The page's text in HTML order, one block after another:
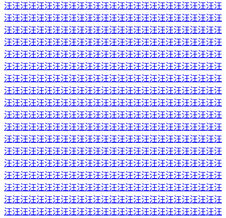
汪汪汪汪汪汪汪汪汪汪汪汪汪汪汪汪汪汪汪汪汪汪汪汪汪汪汪
汪汪汪汪汪汪汪汪汪汪汪汪汪汪汪汪汪汪汪汪汪汪汪汪汪汪汪
汪汪汪汪汪汪汪汪汪汪汪汪汪汪汪汪汪汪汪汪汪汪汪汪汪汪汪
汪汪汪汪汪汪汪汪汪汪汪汪汪汪汪汪汪汪汪汪汪汪汪汪汪汪汪
汪汪汪汪汪汪汪汪汪汪汪汪汪汪汪汪汪汪汪汪汪汪汪汪汪汪汪
汪汪汪汪汪汪汪汪汪汪汪汪汪汪汪汪汪汪汪汪汪汪汪汪汪汪汪
汪汪汪汪汪汪汪汪汪汪汪汪汪汪汪汪汪汪汪汪汪汪汪汪汪汪汪
汪汪汪汪汪汪汪汪汪汪汪汪汪汪汪汪汪汪汪汪汪汪汪汪汪汪汪
汪汪汪汪汪汪汪汪汪汪汪汪汪汪汪汪汪汪汪汪汪汪汪汪汪汪汪
汪汪汪汪汪汪汪汪汪汪汪汪汪汪汪汪汪汪汪汪汪汪汪汪汪汪汪
汪汪汪汪汪汪汪汪汪汪汪汪汪汪汪汪汪汪汪汪汪汪汪汪汪汪汪
汪汪汪汪汪汪汪汪汪汪汪汪汪汪汪汪汪汪汪汪汪汪汪汪汪汪汪
汪汪汪汪汪汪汪汪汪汪汪汪汪汪汪汪汪汪汪汪汪汪汪汪汪汪汪
汪汪汪汪汪汪汪汪汪汪汪汪汪汪汪汪汪汪汪汪汪汪汪汪汪汪汪
汪汪汪汪汪汪汪汪汪汪汪汪汪汪汪汪汪汪汪汪汪汪汪汪汪汪汪
汪汪汪汪汪汪汪汪汪汪汪汪汪汪汪汪汪汪汪汪汪汪汪汪汪汪汪
汪汪汪汪汪汪汪汪汪汪汪汪汪汪汪汪汪汪汪汪汪汪汪汪汪汪汪
汪汪汪汪汪汪汪汪汪汪汪汪汪汪汪汪汪汪汪汪汪汪汪汪汪汪汪